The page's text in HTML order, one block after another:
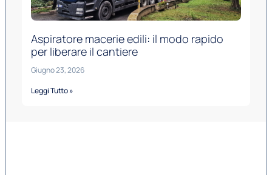
Aspiratore macerie edili: il modo rapido
per liberare il cantiere
Giugno 23, 2026
Leggi Tutto »